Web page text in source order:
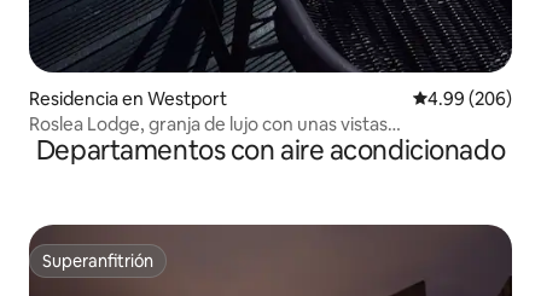
Residencia en Westport Calificación
4.99 (206)
Roslea Lodge, granja de lujo con unas vistas
impresionantes
Departamentos con aire acondicionado
Superanfitrión
Superanfitrión